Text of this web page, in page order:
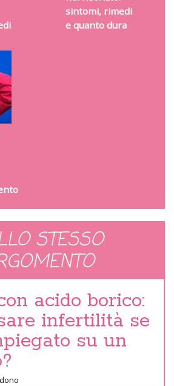
sintomi, rimedi
e quanto dura
STESSO
acido borico:
infertilità se
su un